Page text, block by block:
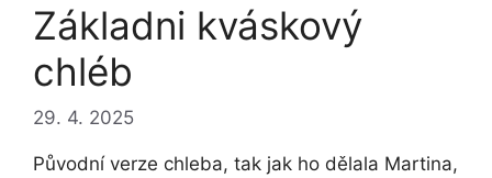
Základni kváskový
chléb
29. 4. 2025
Původní verze chleba, tak jak ho dělala Martina,